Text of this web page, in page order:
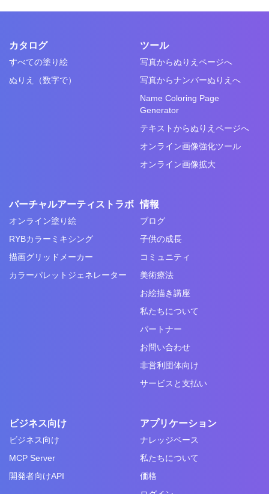
カタログ
すべての塗り絵
ぬりえ（数字で）
ツール
写真からぬりえページへ
写真からナンバーぬりえへ
Name Coloring Page
Generator
テキストからぬりえページへ
オンライン画像強化ツール
オンライン画像拡大
バーチャルアーティストラボ
オンライン塗り絵
RYBカラーミキシング
描画グリッドメーカー
カラーパレットジェネレーター
情報
ブログ
子供の成長
コミュニティ
美術療法
お絵描き講座
私たちについて
パートナー
お問い合わせ
非営利団体向け
サービスと支払い
ビジネス向け
ビジネス向け
MCP Server
開発者向けAPI
アプリケーション
ナレッジベース
私たちについて
価格